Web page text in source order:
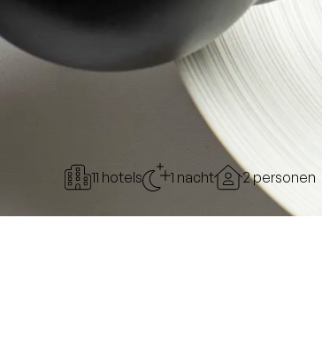
11 hotels 1 nacht 2 personen